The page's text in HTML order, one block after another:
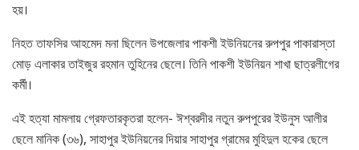
হয়।
নিহত তাফসির আহমেদ মনা ছিলেন উপজেলার পাকশী ইউনিয়নের রুপপুর পাকারাস্তা
মোড় এলাকার তাইজুর রহমান তুহিনের ছেলে। তিনি পাকশী ইউনিয়ন শাখা ছাত্রলীগের
কর্মী।
এই হত্যা মামলায় গ্রেফতারকৃতরা হলেন- ঈশ্বরদীর নতুন রুপপুরের ইউনুস আলীর
ছেলে মানিক (৩৬), সাহাপুর ইউনিয়নের দিয়ার সাহাপুর গ্রামের মুহিদুল হকের ছেলে